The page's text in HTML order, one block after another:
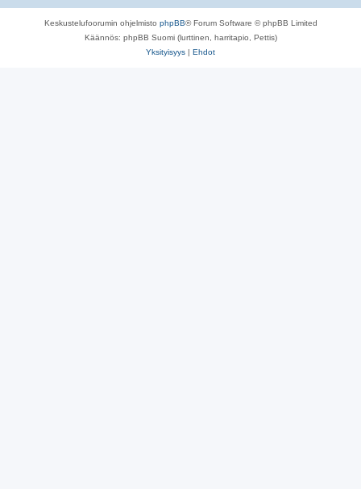
Keskustelufoorumin ohjelmisto phpBB® Forum Software © phpBB Limited
Käännös: phpBB Suomi (lurttinen, harritapio, Pettis)
Yksityisyys | Ehdot